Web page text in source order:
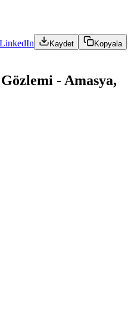
LinkedIn Kaydet Kopyala
- Amasya,